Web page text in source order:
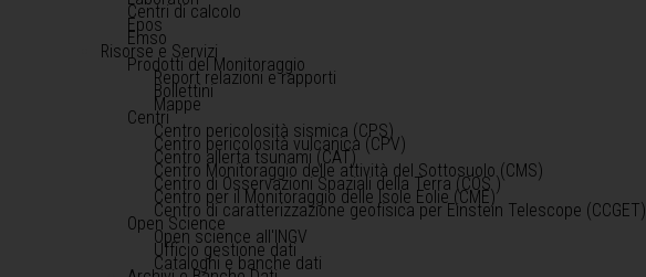
Centri di calcolo
Epos
Emso
Risorse e Servizi
Prodotti del Monitoraggio
Report relazioni e rapporti
Bollettini
Mappe
Centri
Centro pericolosità sismica (CPS)
Centro pericolosità vulcanica (CPV)
Centro allerta tsunami (CAT)
Centro Monitoraggio delle attività del Sottosuolo (CMS)
Centro di Osservazioni Spaziali della Terra (COS )
Centro per il Monitoraggio delle Isole Eolie (CME)
Centro di caratterizzazione geofisica per Einstein Telescope (CCGET)
Open Science
Open science all'INGV
Ufficio gestione dati
Cataloghi e banche dati